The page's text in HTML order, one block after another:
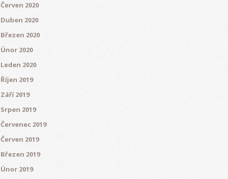
Červen 2020
Duben 2020
Březen 2020
Únor 2020
Leden 2020
Říjen 2019
Září 2019
Srpen 2019
Červenec 2019
Červen 2019
Březen 2019
Únor 2019